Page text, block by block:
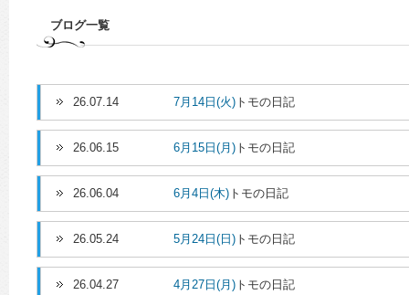
ブログ一覧
26.07.14 7月14日(火) トモの日記
26.06.15 6月15日(月) トモの日記
26.06.04 6月4日(木) トモの日記
26.05.24 5月24日(日) トモの日記
26.04.27 4月27日(月) トモの日記